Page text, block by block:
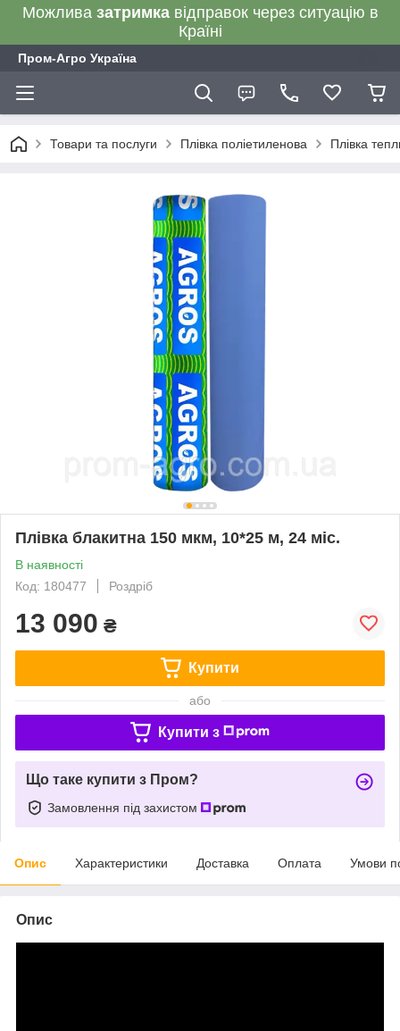
Можлива затримкавідправок через ситуацію в
Країні
Пром-Агро Україна
Товари та послуги Плівка поліетиленова Плівка
Плівка блакитна 150 мкм, 10*25 м, 24 міс.
В наявності
Код: 180477
Роздріб
13 090 ₴
Купити
або
Купити з
Що таке купити з Пром?
Замовлення під захистом
Опис Характеристики Доставка Оплата Умови
Опис